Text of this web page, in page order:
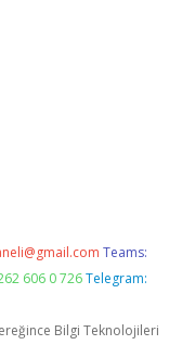
Teams:
606 0 726 Telegram:
Bilgi Teknolojileri